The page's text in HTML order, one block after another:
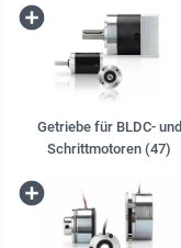
Getriebe für BLDC- und
Schrittmotoren (47)